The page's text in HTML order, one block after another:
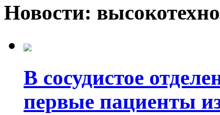
Новости:
В сосудистое
первые пациенты